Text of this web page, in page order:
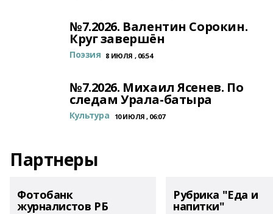
№7.2026. Валентин Сорокин.
Круг завершён
Поэзия 8 ИЮЛЯ , 06:54
№7.2026. Михаил Ясенев. По
следам Урала-батыра
Культура 10 ИЮЛЯ , 06:07
Партнеры
Фотобанк
журналистов РБ
Рубрика "Еда и
напитки"